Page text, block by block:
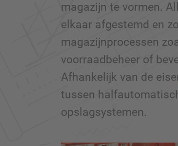
magazijn te vormen.
elkaar afgestemd en
magazijnprocessen
voorraadbeheer of
Afhankelijk van de
tussen
opslagsystemen.